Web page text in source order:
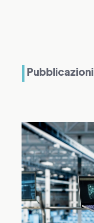
Pubblicazioni